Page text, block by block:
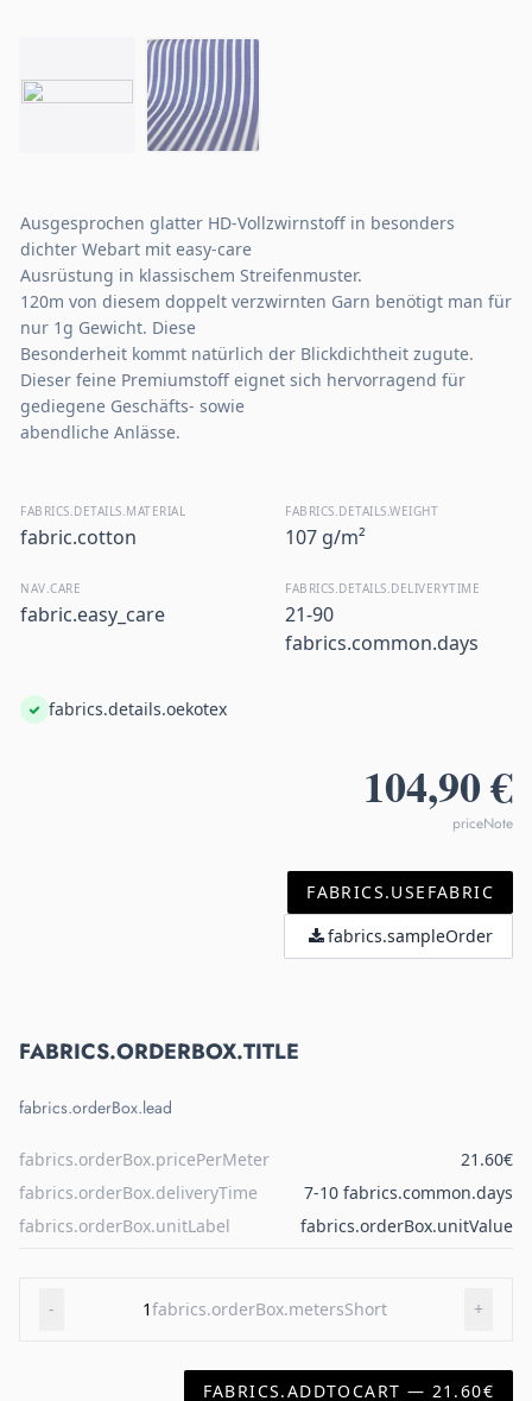
Ausgesprochen glatter HD-Vollzwirnstoff in besonders
dichter Webart mit easy-care
Ausrüstung in klassischem Streifenmuster.
120m von diesem doppelt verzwirnten Garn benötigt man für
nur 1g Gewicht. Diese
Besonderheit kommt natürlich der Blickdichtheit zugute.
Dieser feine Premiumstoff eignet sich hervorragend für
gediegene Geschäfts- sowie
abendliche Anlässe.
FABRICS.DETAILS.MATERIAL
fabric.cotton
FABRICS.DETAILS.WEIGHT
107 g/m²
NAV.CARE
fabric.easy_care
FABRICS.DETAILS.DELIVERYTIME
21-90
fabrics.common.days
fabrics.details.oekotex
104,90 €
priceNote
FABRICS.USEFABRIC
fabrics.sampleOrder
FABRICS.ORDERBOX.TITLE
fabrics.orderBox.lead
fabrics.orderBox.pricePerMeter
21.60€
fabrics.orderBox.deliveryTime
7-10 fabrics.common.days
fabrics.orderBox.unitLabel
fabrics.orderBox.unitValue
- 1fabrics.orderBox.metersShort +
FABRICS.ADDTOCART — 21.60€